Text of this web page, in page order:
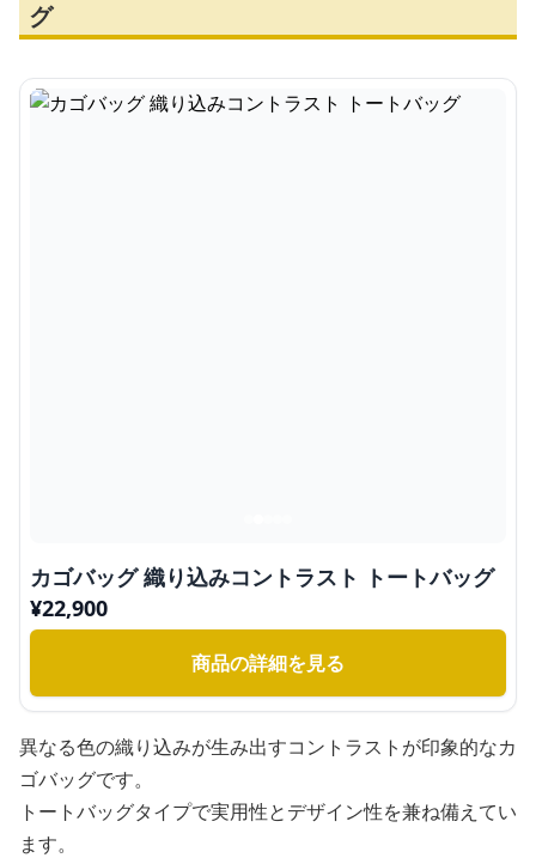
グ
カゴバッグ 織り込みコントラスト トートバッグ
¥22,900
商品の詳細を見る
異なる色の織り込みが生み出すコントラストが印象的なカ
ゴバッグです。
トートバッグタイプで実用性とデザイン性を兼ね備えてい
ます。